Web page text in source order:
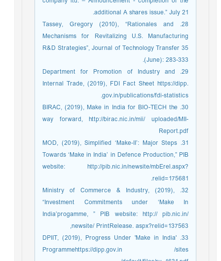
additional A shares issue.” July 21.
28. Tassey, Gregory (2010), “Rationales and
Mechanisms for Revitalizing U.S. Manufacturing
R&D Strategies”, Journal of Technology Transfer 35
(June): 283-333.
29. Department for Promotion of Industry and
Internal Trade, (2019), FDI Fact Sheet https://dipp.
gov.in/publications/fdi-statistics.
30. BIRAC, (2019), Make in India for BIO-TECH the
way forward, http://birac.nic.in/mii/ uploaded/MII-
Report.pdf
31. MOD, (2019), Simplified ‘Make-II’: Major Steps
Towards ‘Make in India’ in Defence Production,” PIB
website: http://pib.nic.in/newsite/mbErel.aspx?
relid=175681.
32. Ministry of Commerce & Industry, (2019),
“Investment Commitments under ‘Make In
India’progamme, ” PIB website: http:// pib.nic.in/
newsite/ PrintRelease. aspx?relid=137563,
33. DPIIT, (2019), Progress Under 'Make in India'
Programmehttps://dipp.gov.in /sites